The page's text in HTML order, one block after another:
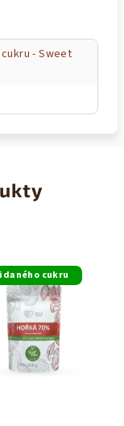
- Sweet
cukru